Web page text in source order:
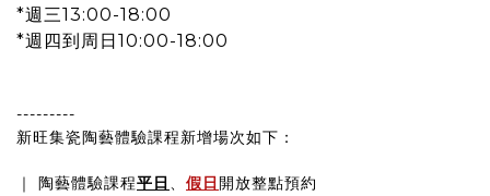
*週三13:00-18:00
*週四到周日10:00-18:00
---------
新旺集瓷陶藝體驗課程新增場次如下：
｜ 陶藝體驗課程平日 、 假日開放整點預約